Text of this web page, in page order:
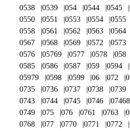
0538
0539 054 0544 0545
0550
0551 0553 0554 0555
0558
0561 0562 0563 0564
0567
0568 0569 0572 0573
0576
05769 0577 0578 058
0585
0586 0587 059 0594
05979
0598 0599 06 072
0735
0736 0737 0738 0739
0743
0744 0745 0746 07468
0749
075 076 0761 0763
0768
077 0770 0771 0772